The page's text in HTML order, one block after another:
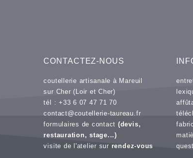
CONTACTEZ-NOUS
coutellerie artisanale à Mareuil
sur Cher (Loir et Cher)
tél : +33 6 07 47 71 70
contact@coutellerie-taureau.fr
formulaires de contact (devis,
restauration, stage...)
visite de l'atelier sur rendez-vous